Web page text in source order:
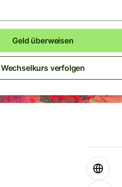
Geld überweisen
Wechselkurs verfolgen